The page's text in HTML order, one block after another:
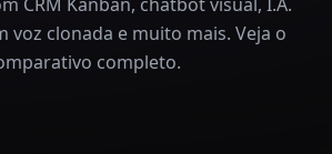
voz clonada e muito mais. Veja o
completo.